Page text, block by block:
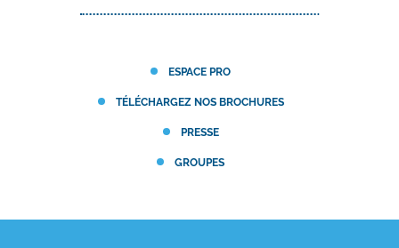
ESPACE PRO
TÉLÉCHARGEZ NOS BROCHURES
PRESSE
GROUPES